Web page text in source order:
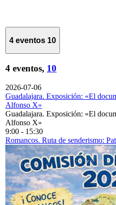
4 eventos 10
4 eventos, 10
2026-07-06
Guadalajara. Exposición: «El
Alfonso X»
Guadalajara. Exposición: «El
Alfonso X»
9:00 - 15:30
Romancos. Ruta de senderismo: